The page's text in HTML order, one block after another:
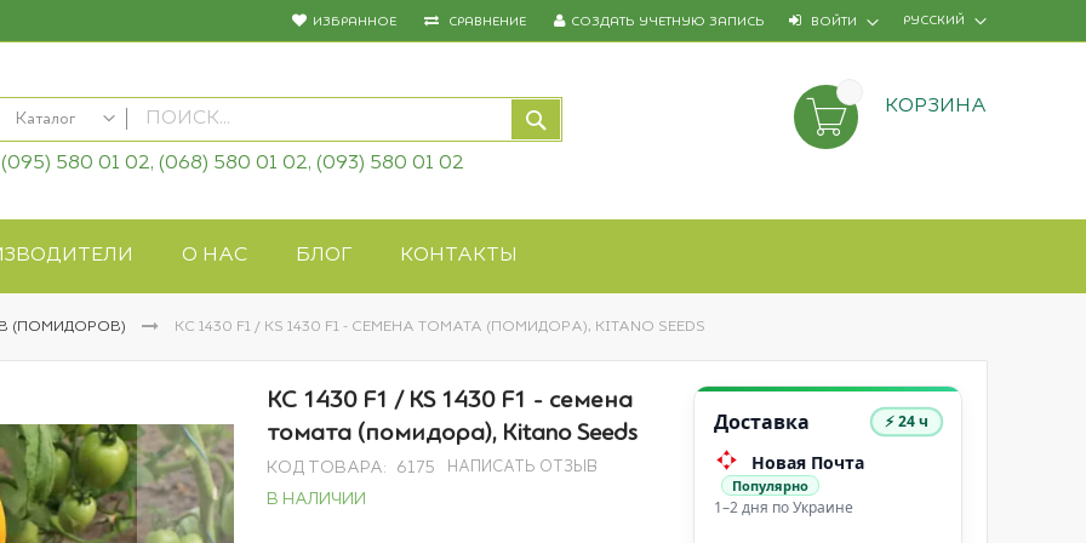
РУССКИЙ
ИЗБРАННОЕ СРАВНЕНИЕ ВОЙТИ
СОЗДАТЬ УЧЕТНУЮ ЗАПИСЬ
Каталог
КАТАЛОГ
Укрывные материалы
Товары для дома
Крупы оптом
(095) 580 01 02, (068) 580 01 02, (093) 580 01 02
КОРЗИНА
О НАС БЛОГ КОНТАКТЫ
(ПОМИДОРОВ) КС 1430 F1 / KS 1430 F1 - СЕМЕНА ТОМАТА (ПОМИДОРА), KITANO SEEDS
КС 1430 F1 / KS 1430 F1 - семена
томата (помидора), Kitano Seeds
КОД ТОВАРА 6175 НАПИСАТЬ ОТЗЫВ
В НАЛИЧИИ
Доставка ⚡ 24 ч
Новая Почта
Популярно
1–2 дня по Украине